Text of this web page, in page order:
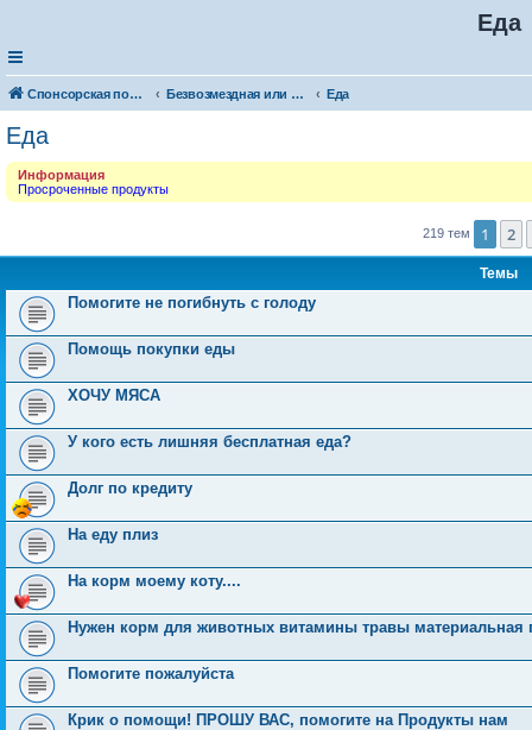
Еда
Спонсорская помощь. Разместите своё объявление в соответствующей рубрике Безвозмездная или условно-безвозмездная помощь Еда
Еда
Информация
Просроченные продукты
219 тем 1 2
Темы
Помогите не погибнуть с голоду
Помощь покупки еды
ХОЧУ МЯСА
У кого есть лишняя бесплатная еда?
Долг по кредиту
На еду плиз
На корм моему коту....
Нужен корм для животных витамины травы материальная
Помогите пожалуйста
Крик о помощи! ПРОШУ ВАС, помогите на Продукты нам